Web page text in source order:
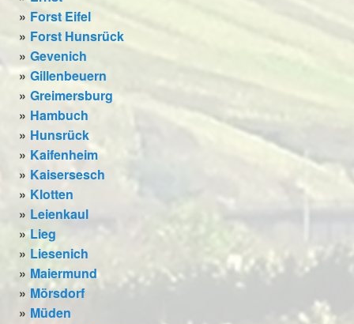
Forst Eifel
Forst Hunsrück
Gevenich
Gillenbeuern
Greimersburg
Hambuch
Hunsrück
Kaifenheim
Kaisersesch
Klotten
Leienkaul
Lieg
Liesenich
Maiermund
Mörsdorf
Müden